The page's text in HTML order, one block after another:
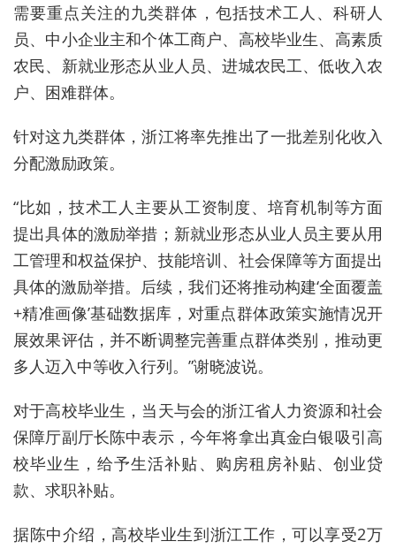
需要重点关注的九类群体，包括技术工人、科研人
员、中小企业主和个体工商户、高校毕业生、高素质
农民、新就业形态从业人员、进城农民工、低收入农
户、困难群体。
针对这九类群体，浙江将率先推出了一批差别化收入
分配激励政策。
“比如，技术工人主要从工资制度、培育机制等方面
提出具体的激励举措；新就业形态从业人员主要从用
工管理和权益保护、技能培训、社会保障等方面提出
具体的激励举措。后续，我们还将推动构建‘全面覆盖
+精准画像’基础数据库，对重点群体政策实施情况开
展效果评估，并不断调整完善重点群体类别，推动更
多人迈入中等收入行列。”谢晓波说。
对于高校毕业生，当天与会的浙江省人力资源和社会
保障厅副厅长陈中表示，今年将拿出真金白银吸引高
校毕业生，给予生活补贴、购房租房补贴、创业贷
款、求职补贴。
据陈中介绍，高校毕业生到浙江工作，可以享受2万